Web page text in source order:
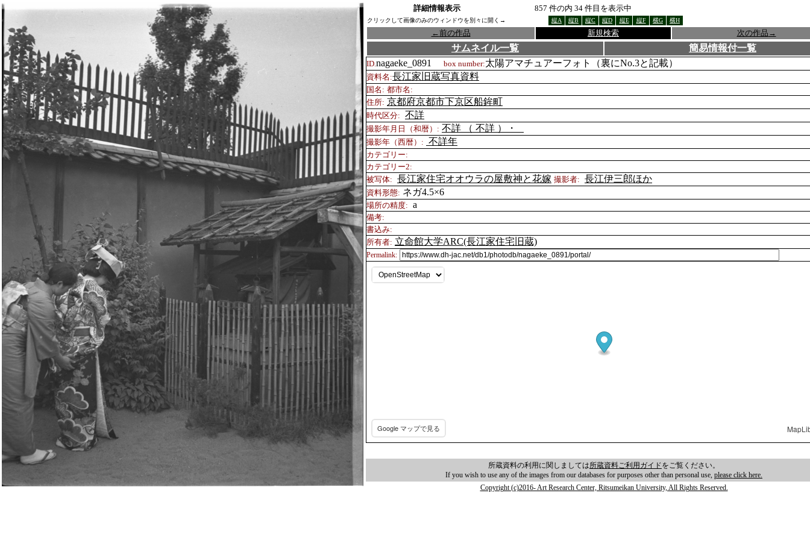
詳細情報表示 857 件の内 34件目を表示中
クリックして画像のみのウィンドウを別々に開く→ 縦A 縦B 縦C 縦D 縦E 縦F 横G 横H
←前の作品 新規検索 次の作品 →
サムネイル一覧 簡易情報付一覧
ID.nagaeke_0891 box number:太陽アマチュアーフォト（裏にNo.3と記載）
資料名:長江家旧蔵写真資料
国名: 都市名:
住所: 京都府京都市下京区船鉾町
時代区分: 不詳
撮影年月日（和暦）: 不詳 （ 不詳 ）・
撮影年（西暦）: 不詳年
カテゴリー:
カテゴリー2:
被写体: 長江家住宅オオウラの屋敷神と花嫁 撮影者: 長江伊三郎ほか
資料形態: ネガ4.5×6
場所の精度: a
備考:
書込み:
所有者: 立命館大学ARC(長江家住宅旧蔵)
Permalink:
Google マップで見る
所蔵資料の利用に関しましては所蔵資料ご利用ガイドをご覧ください。
If you wish to use any of the images from our databases for purposes other than personal use, please click here.
Copyright (c)2016- Art Research Center, Ritsumeikan University, All Rights Reserved.